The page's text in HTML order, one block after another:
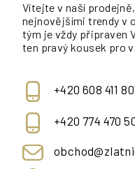
Vítejte v naší
nejnovějšími trendy v
tým je vždy připraven
ten pravý kousek pro
+420 608 411
+420 774 470